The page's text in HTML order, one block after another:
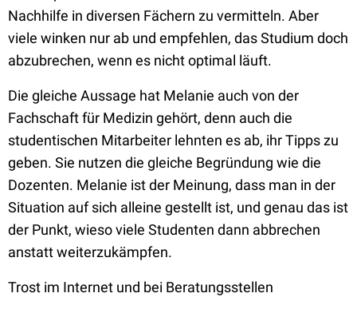
Nachhilfe in diversen Fächern zu vermitteln. Aber
viele winken nur ab und empfehlen, das Studium doch
abzubrechen, wenn es nicht optimal läuft.
Die gleiche Aussage hat Melanie auch von der
Fachschaft für Medizin gehört, denn auch die
studentischen Mitarbeiter lehnten es ab, ihr Tipps zu
geben. Sie nutzen die gleiche Begründung wie die
Dozenten. Melanie ist der Meinung, dass man in der
Situation auf sich alleine gestellt ist, und genau das ist
der Punkt, wieso viele Studenten dann abbrechen
anstatt weiterzukämpfen.
Trost im Internet und bei Beratungsstellen